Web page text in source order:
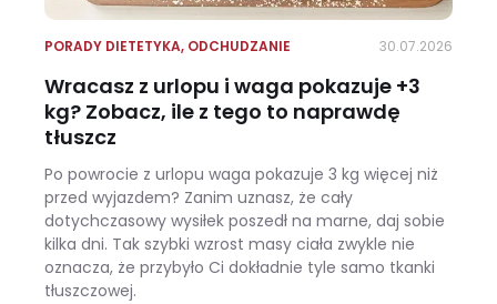
PORADY DIETETYKA, ODCHUDZANIE 30.07.2026
Wracasz z urlopu i waga pokazuje +3
kg? Zobacz, ile z tego to naprawdę
tłuszcz
Po powrocie z urlopu waga pokazuje 3 kg więcej niż
przed wyjazdem? Zanim uznasz, że cały
dotychczasowy wysiłek poszedł na marne, daj sobie
kilka dni. Tak szybki wzrost masy ciała zwykle nie
oznacza, że przybyło Ci dokładnie tyle samo tkanki
tłuszczowej.